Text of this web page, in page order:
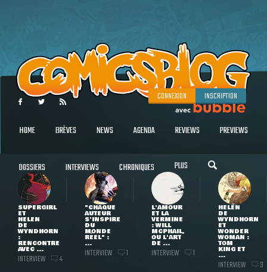
CONNEXION INSCRIPTION
HOME BRÈVES NEWS AGENDA REVIEWS PREVIEWS
DOSSIERS INTERVIEWS CHRONIQUES PLUS
SUPERGIRL
ET
HELEN
DE
WYNDHORN
:
RENCONTRE
AVEC ...
INTERVIEW 4
"CHAQUE
AUTEUR
S'INSPIRE
DU
MONDE
RÉEL" :
...
INTERVIEW 1
L'AMOUR
ET LA
VERMINE
: WILL
MCPHAIL,
OU L'ART
DE ...
INTERVIEW 1
HELEN
DE
WYNDHORN
ET
WONDER
WOMAN :
TOM
KING ET
...
INTERVIEW 3